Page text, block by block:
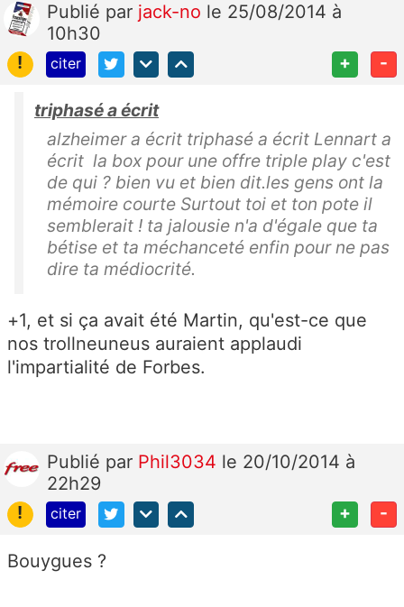
Publié par jack-no le 25/08/2014 à
10h30
!
citer + -
triphasé a écrit
alzheimer a écrit triphasé a écrit Lennart a
écrit la box pour une offre triple play c'est
de qui ? bien vu et bien dit.les gens ont la
mémoire courte Surtout toi et ton pote il
semblerait ! ta jalousie n'a d'égale que ta
bétise et ta méchanceté enfin pour ne pas
dire ta médiocrité.
+1, et si ça avait été Martin, qu'est-ce que
nos trollneuneus auraient applaudi
l'impartialité de Forbes.
Publié par Phil3034 le 20/10/2014 à
22h29
!
citer + -
Bouygues ?